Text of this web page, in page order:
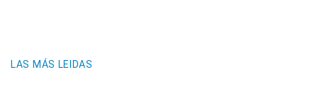
LAS MÁS LEIDAS